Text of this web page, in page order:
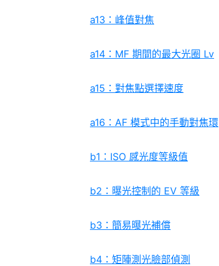
a13：峰值對焦
a14：MF 期間的最大光圈 Lv
a15：對焦點選擇速度
a16：AF 模式中的手動對焦環
b1：ISO 感光度等級值
b2：曝光控制的 EV 等級
b3：簡易曝光補償
b4：矩陣測光臉部偵測